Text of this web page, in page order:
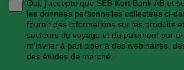
Oui, j'accepte que SEB Kort Bank AB et
les données personnelles collectées ci-
fournir des informations sur les produits
secteurs du voyage et du paiement par
m'inviter à participer à des webinaires,
des études de marché. *